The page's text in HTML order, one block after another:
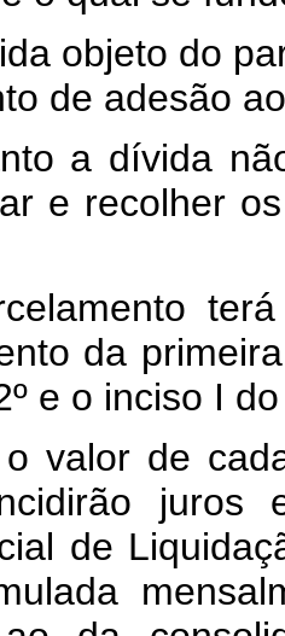
objeto do
de adesão
a dívida
e recolher
da
e o inciso I
valor de
juros
de